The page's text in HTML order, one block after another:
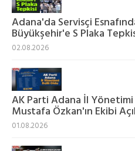
Adana'da Servisçi
Büyükşehir'e S Plaka
02.08.2026
AK Parti Adana İl
Mustafa Özkan'ın Ekibi
01.08.2026